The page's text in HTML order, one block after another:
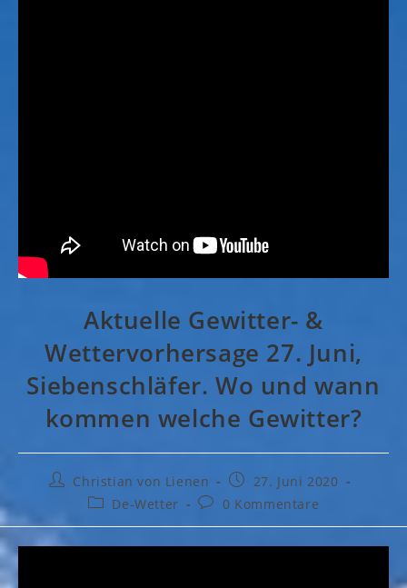
Aktuelle Gewitter- &
Wettervorhersage 27. Juni,
Siebenschläfer. Wo und wann
kommen welche Gewitter?
Beitrags-
Autor:
Christian von Lienen
Beitrag
veröffentlicht:
27. Juni 2020
Beitrags-
De-Wetter
Beitrags-
0 Kommentare